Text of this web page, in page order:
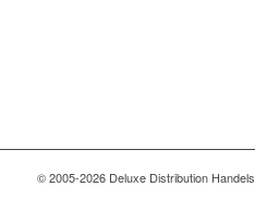
© 2005-2026 Deluxe Distribution